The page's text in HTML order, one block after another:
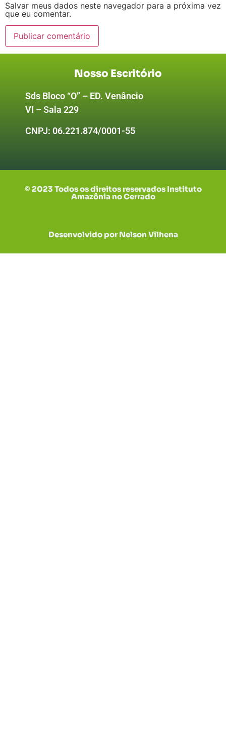
Salvar meus dados neste navegador para a próxima vez
que eu comentar.
Nosso Escritório
Sds Bloco “O” – ED. Venâncio
VI – Sala 229
CNPJ: 06.221.874/0001-55
© 2023 Todos os direitos reservados Instituto
Amazônia no Cerrado
Desenvolvido por Nelson Vilhena